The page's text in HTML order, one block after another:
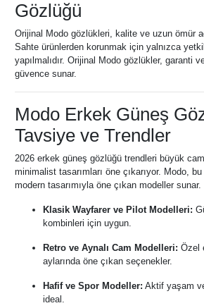
Gözlüğü
Orijinal Modo gözlükleri, kalite ve uzun ömür
Sahte ürünlerden korunmak için yalnızca
yapılmalıdır. Orijinal Modo gözlükler, garanti
güvence sunar.
Modo Erkek Güneş
Tavsiye ve Trendler
2026 erkek güneş gözlüğü trendleri büyük
minimalist tasarımları öne çıkarıyor. Modo,
modern tasarımıyla öne çıkan modeller sunar.
Klasik Wayfarer ve Pilot Modelleri:
kombinleri için uygun.
Retro ve Aynalı Cam Modelleri: Özel
aylarında öne çıkan seçenekler.
Hafif ve Spor Modeller: Aktif yaşam
ideal.